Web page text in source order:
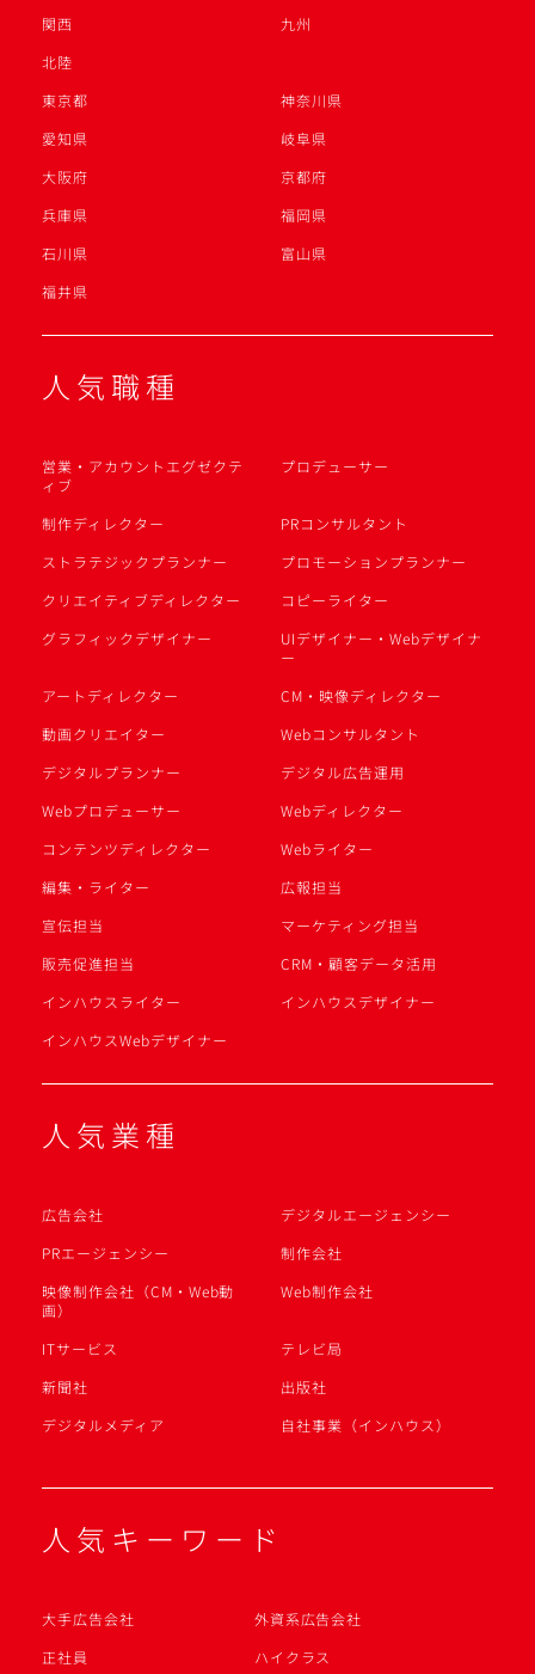
関西
九州
北陸
東京都
神奈川県
愛知県
岐阜県
大阪府
京都府
兵庫県
福岡県
石川県
富山県
福井県
人気職種
営業・アカウントエグゼクテ
ィブ
プロデューサー
制作ディレクター
PRコンサルタント
ストラテジックプランナー
プロモーションプランナー
クリエイティブディレクター
コピーライター
グラフィックデザイナー
UIデザイナー・Webデザイナ
ー
アートディレクター
CM・映像ディレクター
動画クリエイター
Webコンサルタント
デジタルプランナー
デジタル広告運用
Webプロデューサー
Webディレクター
コンテンツディレクター
Webライター
編集・ライター
広報担当
宣伝担当
マーケティング担当
販売促進担当
CRM・顧客データ活用
インハウスライター
インハウスデザイナー
インハウスWebデザイナー
人気業種
広告会社
デジタルエージェンシー
PRエージェンシー
制作会社
映像制作会社（CM・Web動
画）
Web制作会社
ITサービス
テレビ局
新聞社
出版社
デジタルメディア
自社事業（インハウス）
人気キーワード
大手広告会社
外資系広告会社
正社員
ハイクラス